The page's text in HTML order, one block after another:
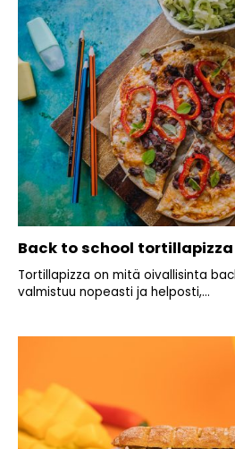
Back to school tortillapizza
Tortillapizza on mitä oivallisinta
valmistuu nopeasti ja helposti,...